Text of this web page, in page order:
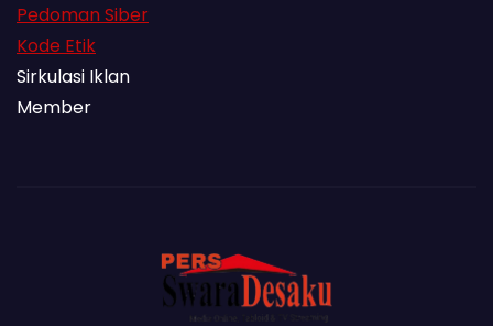
Pedoman Siber
Kode Etik
Sirkulasi Iklan
Member